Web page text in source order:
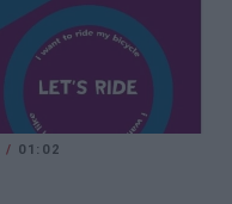
/ 01:02